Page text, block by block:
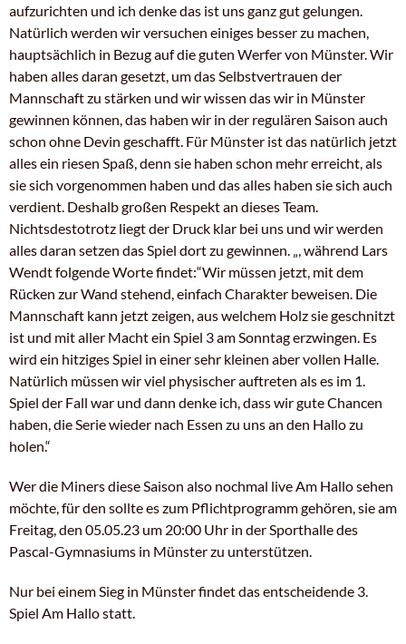
aufzurichten und ich denke das ist uns ganz gut gelungen.
Natürlich werden wir versuchen einiges besser zu machen,
hauptsächlich in Bezug auf die guten Werfer von Münster. Wir
haben alles daran gesetzt, um das Selbstvertrauen der
Mannschaft zu stärken und wir wissen das wir in Münster
gewinnen können, das haben wir in der regulären Saison auch
schon ohne Devin geschafft. Für Münster ist das natürlich jetzt
alles ein riesen Spaß, denn sie haben schon mehr erreicht, als
sie sich vorgenommen haben und das alles haben sie sich auch
verdient. Deshalb großen Respekt an dieses Team.
Nichtsdestotrotz liegt der Druck klar bei uns und wir werden
alles daran setzen das Spiel dort zu gewinnen. „, während Lars
Wendt folgende Worte findet:“Wir müssen jetzt, mit dem
Rücken zur Wand stehend, einfach Charakter beweisen. Die
Mannschaft kann jetzt zeigen, aus welchem Holz sie geschnitzt
ist und mit aller Macht ein Spiel 3 am Sonntag erzwingen. Es
wird ein hitziges Spiel in einer sehr kleinen aber vollen Halle.
Natürlich müssen wir viel physischer auftreten als es im 1.
Spiel der Fall war und dann denke ich, dass wir gute Chancen
haben, die Serie wieder nach Essen zu uns an den Hallo zu
holen.“
Wer die Miners diese Saison also nochmal live Am Hallo sehen
möchte, für den sollte es zum Pflichtprogramm gehören, sie am
Freitag, den 05.05.23 um 20:00 Uhr in der Sporthalle des
Pascal-Gymnasiums in Münster zu unterstützen.
Nur bei einem Sieg in Münster findet das entscheidende 3.
Spiel Am Hallo statt.